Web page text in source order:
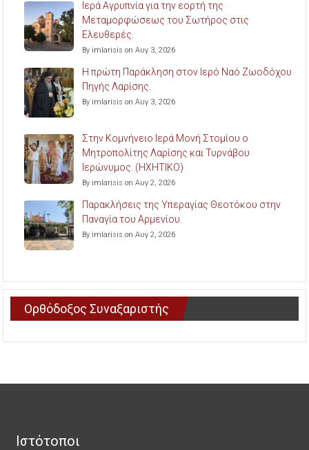
Ιερά Αγρυπνία για την εορτή της
Μεταμορφώσεως του Σωτήρος στις
Ελευθερές.
By imlarisis on Αυγ 3, 2026
Η πρώτη Παράκληση στον Ιερό Ναό Ζωοδόχου
Πηγής Λαρίσης.
By imlarisis on Αυγ 3, 2026
Στην Κομνήνειο Ιερά Μονή Στομίου ο
Μητροπολίτης Λαρίσης και Τυρνάβου
Ιερώνυμος. (ΗΧΗΤΙΚΟ)
By imlarisis on Αυγ 2, 2026
Παρακλήσεις της Υπεραγίας Θεοτόκου στην
Παναγία του Αρμενίου.
By imlarisis on Αυγ 2, 2026
Ορθόδοξος Συναξαριστής
Ιστότοποι